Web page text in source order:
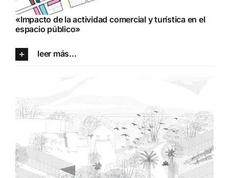
«Impacto de la actividad comercial y turística en el
espacio público»
leer más...